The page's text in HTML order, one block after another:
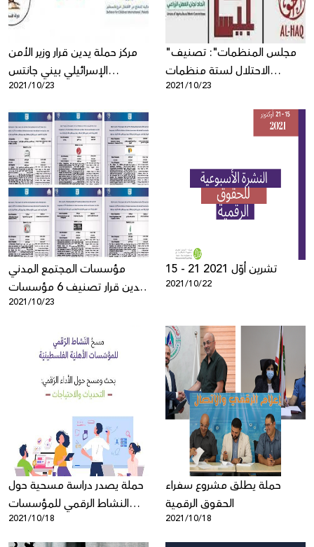
مركز حملة يدين قرار وزير الأمن
الإسرائيلي بيني جانتس
بتصنيف 6 منظمات
2021/10/23
"مجلس المنظمات": تصنيف
الاحتلال لستة منظمات
حقوقية رائدة كـ"منظمات
إرهابية" محاولة فاشلة لإسكات
الفلسطينيين والسيطرة عليهم
2021/10/23
مؤسسات المجتمع المدني
تدين قرار تصنيف 6 مؤسسات
العمل الأهلي فلسطينية
2021/10/23
15 - 21 تشرين أوّل 2021
2021/10/22
حملة يصدر دراسة مسحية حول
النشاط الرقمي للمؤسسات
الأهلية الفلسطينية
2021/10/18
حملة يطلق مشروع سفراء
2021/10/18